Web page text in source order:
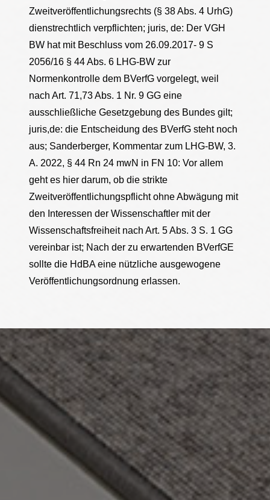
Zweitveröffentlichungsrechts (§ 38 Abs. 4 UrhG)
dienstrechtlich verpflichten; juris, de: Der VGH
BW hat mit Beschluss vom 26.09.2017- 9 S
2056/16 § 44 Abs. 6 LHG-BW zur
Normenkontrolle dem BVerfG vorgelegt, weil
nach Art. 71,73 Abs. 1 Nr. 9 GG eine
ausschließliche Gesetzgebung des Bundes gilt;
juris,de: die Entscheidung des BVerfG steht noch
aus; Sanderberger, Kommentar zum LHG-BW, 3.
A. 2022, § 44 Rn 24 mwN in FN 10: Vor allem
geht es hier darum, ob die strikte
Zweitveröffentlichungspflicht ohne Abwägung mit
den Interessen der Wissenschaftler mit der
Wissenschaftsfreiheit nach Art. 5 Abs. 3 S. 1 GG
vereinbar ist; Nach der zu erwartenden BVerfGE
sollte die HdBA eine nützliche ausgewogene
Veröffentlichungsordnung erlassen.